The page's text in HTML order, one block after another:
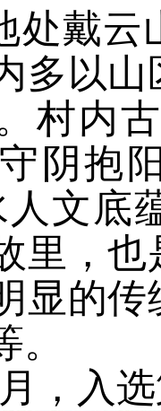
处戴云
多以
村内
阴抱
人文底
里，
显的
，入